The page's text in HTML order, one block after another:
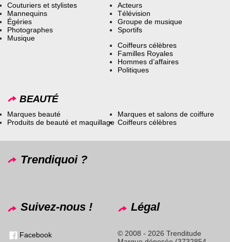
Couturiers et stylistes
Mannequins
Égéries
Photographes
Musique
Acteurs
Télévision
Groupe de musique
Sportifs
Coiffeurs célèbres
Familles Royales
Hommes d’affaires
Politiques
BEAUTÉ
Marques beauté
Produits de beauté et maquillage
Marques et salons de coiffure
Coiffeurs célèbres
Trendiquoi ?
Suivez-nous !
Facebook
Légal
© 2008 - 2026 Trenditude